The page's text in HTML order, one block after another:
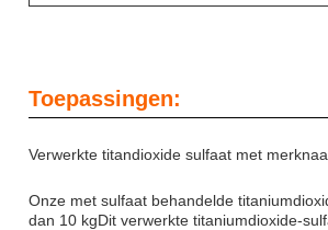
Toepassingen:
Verwerkte titandioxide sulfaat met
Onze met sulfaat behandelde
dan 10 kgDit verwerkte titaniumdioxide-